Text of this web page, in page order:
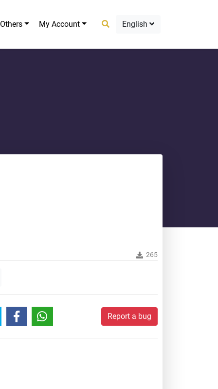
Others My Account English
265
Report a bug